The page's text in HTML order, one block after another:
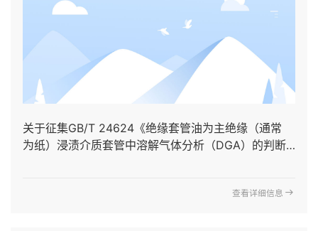
关于征集GB/T 24624《绝缘套管油为主绝缘（通常
为纸）浸渍介质套管中溶解气体分析（DGA）的判断
查看详细信息